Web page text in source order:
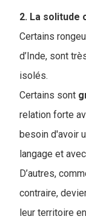
2. La solitude
Certains
d’Inde, sont
isolés.
Certains sont
relation forte
besoin d'avoir
langage et
D’autres,
contraire,
leur territoire